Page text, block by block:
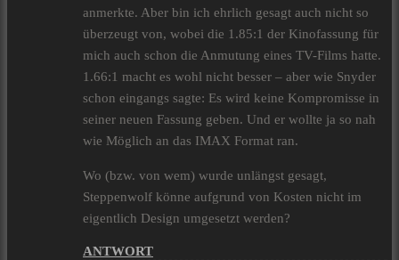
anmerkte. Aber bin ich ehrlich gesagt auch nicht so
überzeugt von, wobei die 1.85:1 der Kinofassung für
mich auch schon die Anmutung eines TV-Films hatte.
1.66:1 macht es wohl nicht besser – aber wie Snyder
schon eingangs sagte: Es wird keine Kompromisse in
seiner neuen Fassung geben. Und er wollte ja so nah
wie Möglich an das IMAX Format ran.
Wo (bzw. von wem) wurde unlängst gesagt,
Steppenwolf könne aufgrund von Kosten nicht im
eigentlich Design umgesetzt werden?
ANTWORT